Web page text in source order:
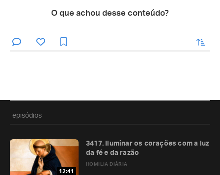
O que achou desse conteúdo?
enviar
episódios
12:41
HOMILIA DIÁRIA
3417. Iluminar os corações com a luz
da fé e da razão